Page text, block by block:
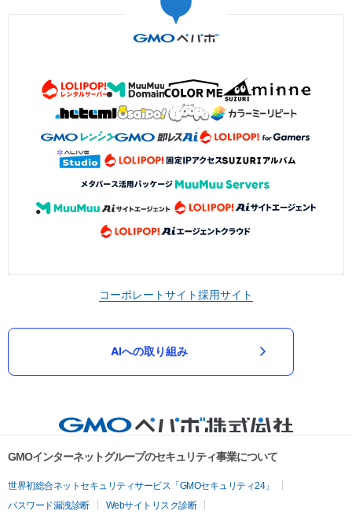
コーポレートサイト採用サイト
AIへの取り組み
GMOインターネットグループのセキュリティ事業について
世界初総合ネットセキュリティサービス「GMOセキュリティ24」
パスワード漏洩診断
Webサイトリスク診断